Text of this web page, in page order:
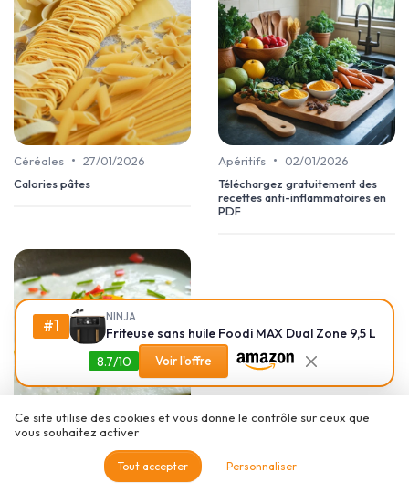
#1 NINJA
Friteuse sans huile Foodi MAX Dual Zone 9,5 L
8.7/10
Voir l'offre
Céréales • 27/01/2026
Calories pâtes
Apéritifs •
02/01/2026
Téléchargez gratuitement des
recettes anti-inflammatoires en
PDF
Oeufs • 30/11/2025
Ce site utilise des cookies et vous donne le contrôle sur ceux que
vous souhaitez activer
Tout accepter Personnaliser